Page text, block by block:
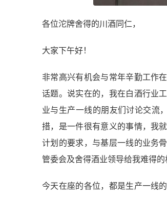
各位沱牌舍得的川酒同仁，
大家下午好！
非常高兴有机会与常年辛勤工作
话题。说实在的，我在白酒行业
业与生产一线的朋友们讨论交流
措，是一件很有意义的事情，我
计划的要求，与基层一线的业务
管委会及舍得酒业领导给我难得的
今天在座的各位，都是生产一线